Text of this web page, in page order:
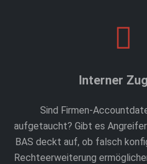
Interner
Sind Firmen-
aufgetaucht? Gibt es
BAS deckt auf, ob falsch
Rechteerweiterung